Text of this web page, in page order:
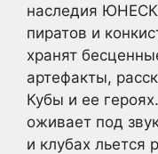
наследия
пиратов и
хранят
артефакты,
Кубы и ее
оживает под
и клубах льется